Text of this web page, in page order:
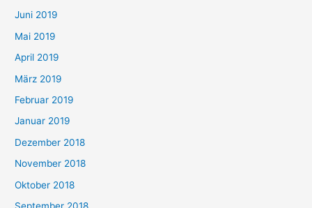
Juni 2019
Mai 2019
April 2019
März 2019
Februar 2019
Januar 2019
Dezember 2018
November 2018
Oktober 2018